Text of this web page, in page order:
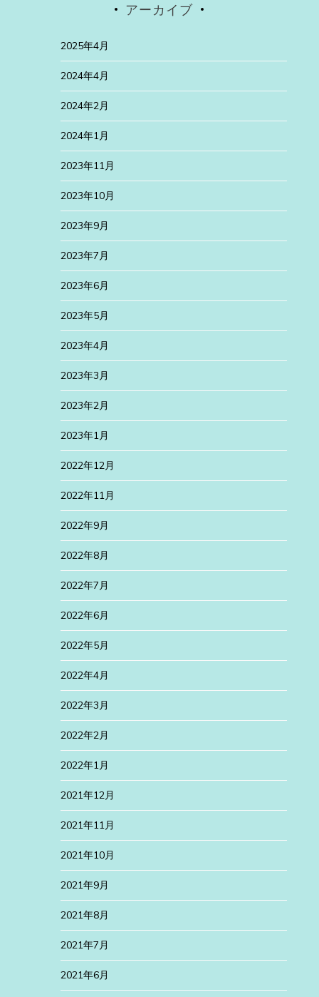
アーカイブ
2025年4月
2024年4月
2024年2月
2024年1月
2023年11月
2023年10月
2023年9月
2023年7月
2023年6月
2023年5月
2023年4月
2023年3月
2023年2月
2023年1月
2022年12月
2022年11月
2022年9月
2022年8月
2022年7月
2022年6月
2022年5月
2022年4月
2022年3月
2022年2月
2022年1月
2021年12月
2021年11月
2021年10月
2021年9月
2021年8月
2021年7月
2021年6月